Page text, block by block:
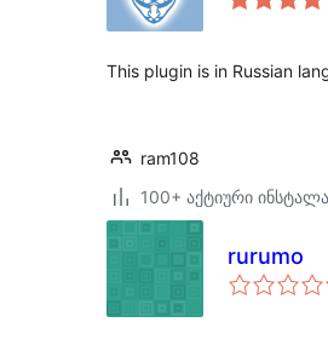
This plugin is in Russian
ram108
100+ აქტიური
rurumo